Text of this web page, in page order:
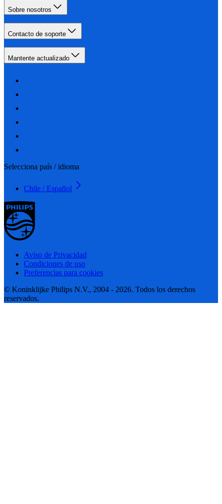
Sobre nosotros
Contacto de soporte
Mantente actualizado
Selecciona país / idioma
Chile / Español
Aviso de Privacidad
Condiciones de uso
Preferencias para cookies
© Koninklijke Philips N.V., 2004 - 2026. Todos los derechos
reservados.